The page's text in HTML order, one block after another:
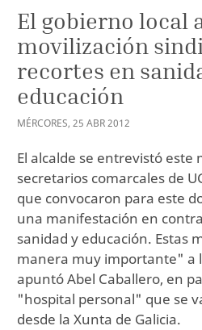
El gobierno local
movilización
recortes en
educación
MÉRCORES, 25 ABR2012
El alcalde se entrevistó este
secretarios comarcales de
que convocaron para este
una manifestación en
sanidad y educación. Estas
manera muy importante" a
apuntó Abel Caballero, en
"hospital personal" que se
desde la Xunta de Galicia.